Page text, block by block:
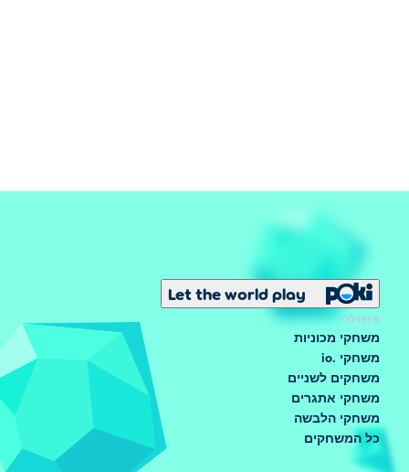
Let the world play
פופולרי
משחקי מכוניות
משחקי .io
משחקים לשניים
משחקי אתגרים
משחקי הלבשה
כל המשחקים